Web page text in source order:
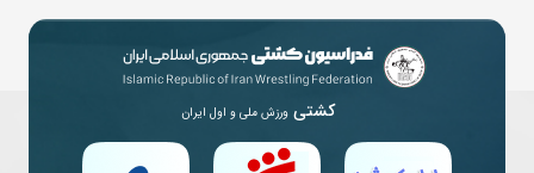
کشتی ورزش ملی و اول ایران